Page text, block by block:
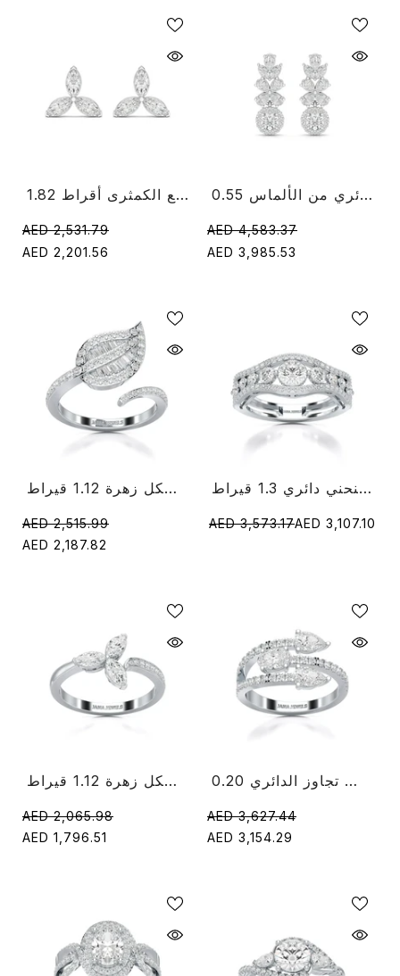
1.82 قيراط مختبر الماس قطع الكمثرى أقراط
AED 2,531.79
AED 2,201.56
0.55 قيراط باغيت وحلق دائري من الألماس
AED 4,583.37
AED 3,985.53
خاتم الماس على شكل زهرة 1.12 قيراط
AED 2,515.99
AED 2,187.82
خاتم ألماس منحني دائري 1.3 قيراط
AED 3,573.17AED 3,107.10
خاتم الماس على شكل زهرة 1.12 قيراط
AED 2,065.98
AED 1,796.51
0.20 قيراط دائري قطع الماس تجاوز الدائري
AED 3,627.44
AED 3,154.29